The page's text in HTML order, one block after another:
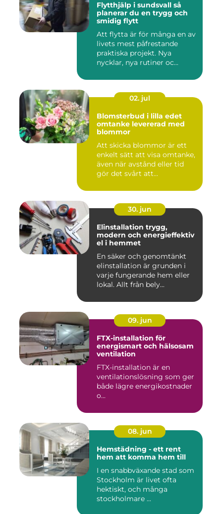
Flytthjälp i sundsvall så
planerar du en trygg och
smidig flytt
Att flytta är för många en av
livets mest påfrestande
praktiska projekt. Nya
nycklar, nya rutiner oc...
02. jul
Blomsterbud i lilla edet
omtanke levererad med
blommor
Att skicka blommor är ett
enkelt sätt att visa omtanke,
även när avstånd eller tid
gör det svårt att...
30. jun
Elinstallation trygg,
modern och energieffektiv
el i hemmet
En säker och genomtänkt
elinstallation är grunden i
varje fungerande hem eller
lokal. Allt från bely...
09. jun
FTX-installation för
energismart och hälsosam
ventilation
FTX-installation är en
ventilationslösning som ger
både lägre energikostnader
o...
08. jun
Hemstädning - ett rent
hem att komma hem till
I en snabbväxande stad som
Stockholm är livet ofta
hektiskt, och många
stockholmare ...